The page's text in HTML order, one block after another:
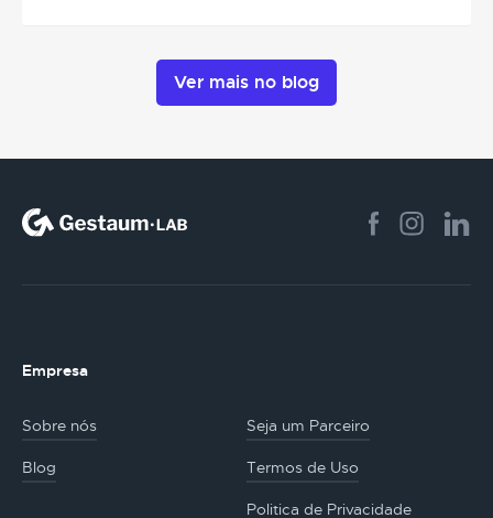
Ver mais no blog
Empresa
Sobre nós Seja um Parceiro
Blog Termos de Uso
Politica de Privacidade